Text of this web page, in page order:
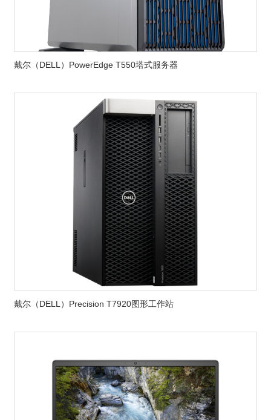
戴尔（DELL）PowerEdge T550塔式服务器
戴尔（DELL）Precision T7920图形工作站